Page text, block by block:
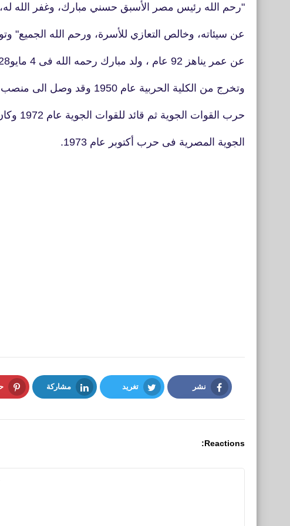
"‏رحم الله رئيس مصر الأسبق حسني مبارك، وغفر الله له،
عن سيئاته، وخالص التعازي للأسرة، ورحم الله الجميع"
عن عمر يناهز 92 عام ، ولد مبارك رحمه الله فى 4 مايو1928 فى محافظة المنوفية
وتخرج من الكلية الحربية عام 1950 وقد وصل الى منصب رئيس أركان
حرب القوات الجوية ثم قائد للقوات الجوية عام 1972 وكان قائد القوات
الجوية المصرية فى حرب أكتوبر عام 1973.
نشر تغريد مشاركة
Reactions: